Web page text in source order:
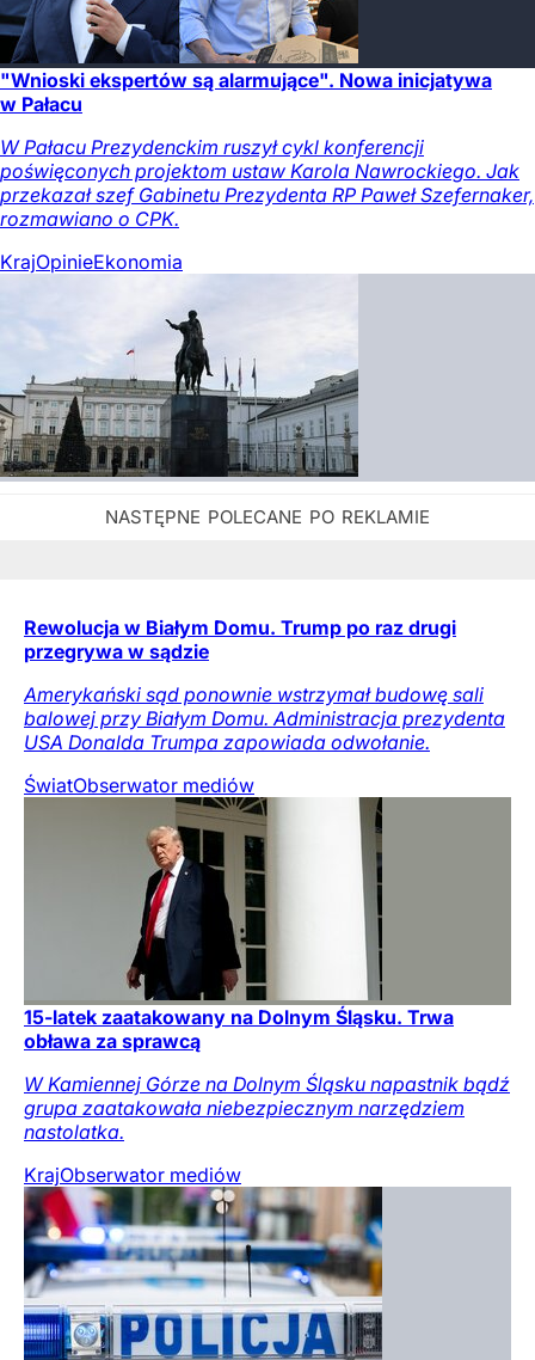
"Wnioski ekspertów są alarmujące". Nowa inicjatywa
w Pałacu
W Pałacu Prezydenckim ruszył cykl konferencji
poświęconych projektom ustaw Karola Nawrockiego. Jak
przekazał szef Gabinetu Prezydenta RP Paweł Szefernaker,
rozmawiano o CPK.
KrajOpinieEkonomia
Rewolucja w Białym Domu. Trump po raz drugi
przegrywa w sądzie
Amerykański sąd ponownie wstrzymał budowę sali
balowej przy Białym Domu. Administracja prezydenta
USA Donalda Trumpa zapowiada odwołanie.
ŚwiatObserwator mediów
15-latek zaatakowany na Dolnym Śląsku. Trwa
obława za sprawcą
W Kamiennej Górze na Dolnym Śląsku napastnik bądź
grupa zaatakowała niebezpiecznym narzędziem
nastolatka.
KrajObserwator mediów